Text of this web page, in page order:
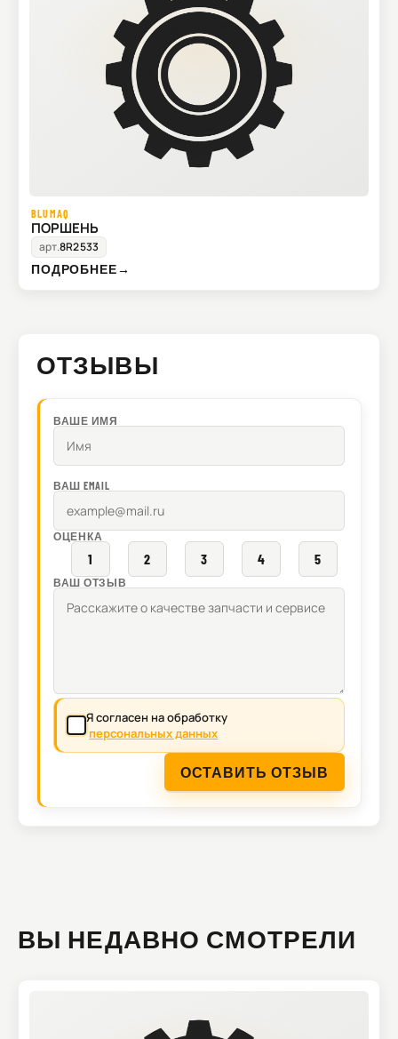
BLUMAQ
ПОРШЕНЬ
арт.8R2533
ПОДРОБНЕЕ→
ОТЗЫВЫ
ВАШЕ ИМЯ
ВАШ EMAIL
ОЦЕНКА
1 2 3 4 5
ВАШ ОТЗЫВ
Я согласен на обработку
персональных данных
ОСТАВИТЬ ОТЗЫВ
ВЫ НЕДАВНО СМОТРЕЛИ